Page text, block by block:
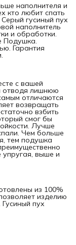
наполнителя и
кто любит спать
гусиный пух
наполнитель
и обработки.
Подушка.
Гарантия
с вашей
отводя лишнюю
отличаются
возвращать
взбить
смог бы
Лучше
Чем больше
тем подушка
выше и
из 100%
изделию
пух